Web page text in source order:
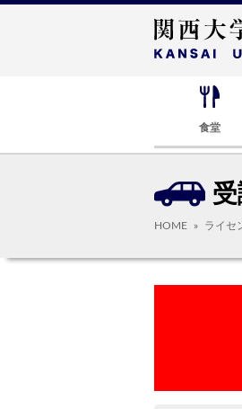
食堂
HOME ライセ